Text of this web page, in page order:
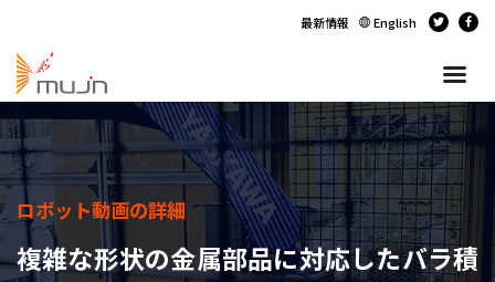
最新情報 English
ロボット動画の詳細
複雑な形状の金属部品に対応したバラ積